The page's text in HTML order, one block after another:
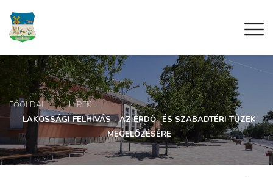
FŐOLDAL
HÍREK
LAKOSSÁGI FELHÍVÁS - AZ ERDŐ- ÉS SZABADTÉRI TÜZEK
MEGELŐZÉSÉRE